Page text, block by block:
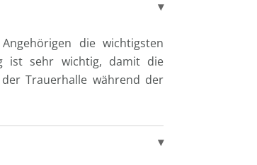
die wichtigsten
ist sehr wichtig, damit die
Trauerhalle während der